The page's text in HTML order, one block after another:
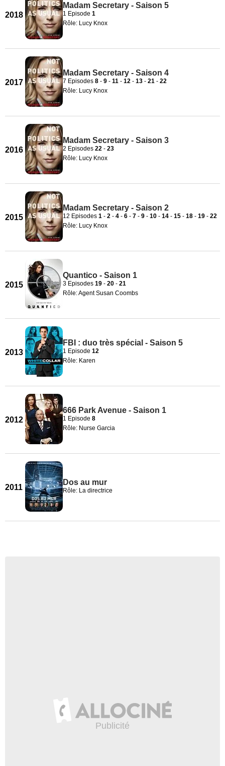
2018
Madam Secretary - Saison 5
1 Episode 1
Rôle: Lucy Knox
2017
Madam Secretary - Saison 4
7 Episodes 8 - 9 - 11 - 12 - 13 - 21 - 22
Rôle: Lucy Knox
2016
Madam Secretary - Saison 3
2 Episodes 22 - 23
Rôle: Lucy Knox
2015
Madam Secretary - Saison 2
12 Episodes 1 - 2 - 4 - 6 - 7 - 9 - 10 - 14 - 15 - 18 - 19 - 22
Rôle: Lucy Knox
2015
Quantico - Saison 1
3 Episodes 19 - 20 - 21
Rôle: Agent Susan Coombs
2013
FBI : duo très spécial - Saison 5
1 Episode 12
Rôle: Karen
2012
666 Park Avenue - Saison 1
1 Episode 8
Rôle: Nurse Garcia
2011
Dos au mur
Rôle: La directrice